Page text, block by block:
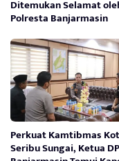
Ditemukan Selamat
Polresta Banjarmasin
Perkuat Kamtibmas
Seribu Sungai, Ketua